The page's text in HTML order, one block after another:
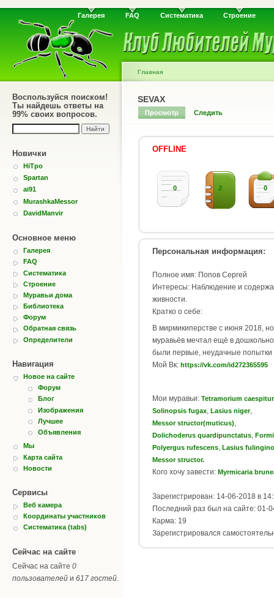
Галерея FAQ Систематика Строение
Воспользуйся поиском!
Ты найдешь ответы на
99% своих вопросов.
Новички
HiTpo
Spartan
ai91
MurashkaMessor
DavidManvir
Основное меню
Галерея
FAQ
Систематика
Строение
Муравьи дома
Библиотека
Форум
Обратная связь
Определители
Навигация
Новое на сайте
Форум
Блог
Изображения
Лучшее
Объявления
Мы
Карта сайта
Новости
Сервисы
Веб камера
Координаты участников
Систематика (tabs)
Сейчас на сайте
Сейчас на сайте 0
пользователей и 617 гостей.
Главная
SEVAX
Просмотр Следить
OFFLINE
0 2 0
Персональная информация:
Полное имя: Попов Сергей
Интересы: Наблюдение и
живности.
Кратко о себе:
В мирмикиперстве с июня 2018,
муравьёв мечтал ещё в
были первые, неудачные попытки
Мой Вк: https://vk.com/id272365595
Мои муравьи: Tetramorium
Solinopsis fugax Lasius niger,
Messor structor(muticus)
Dolichoderus quardipunctatus
Polyergus rufescens Lasius
Messor structor.
Кого хочу завести: Myrmicaria
Зарегистрирован: 14-06-2018 в
Последний раз был на сайте: 01-
Карма: 19
Зарегистрировался